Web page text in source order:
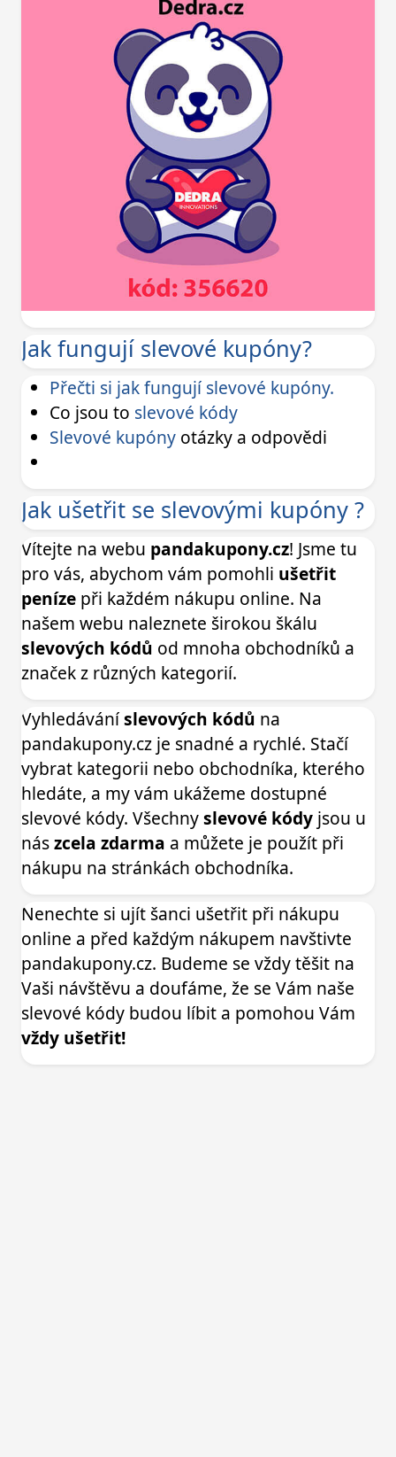
Jak fungují slevové kupóny?
Přečti si jak fungují slevové kupóny.
Co jsou to slevové kódy
Slevové kupóny otázky a odpovědi
Jak ušetřit se slevovými kupóny ?
Vítejte na webu pandakupony.cz! Jsme tu
pro vás, abychom vám pomohli ušetřit
peníze při každém nákupu online. Na
našem webu naleznete širokou škálu
slevových kódů od mnoha obchodníků a
značek z různých kategorií.
Vyhledáváníslevových kódů na
pandakupony.cz je snadné a rychlé. Stačí
vybrat kategorii nebo obchodníka, kterého
hledáte, a my vám ukážeme dostupné
slevové kódy. Všechnyslevové kódy jsou u
nászcela zdarma a můžete je použít při
nákupu na stránkách obchodníka.
Nenechte si ujít šanci ušetřit při nákupu
online a před každým nákupem navštivte
pandakupony.cz. Budeme se vždy těšit na
Vaši návštěvu a doufáme, že se Vám naše
slevové kódy budou líbit a pomohou Vám
vždy ušetřit!